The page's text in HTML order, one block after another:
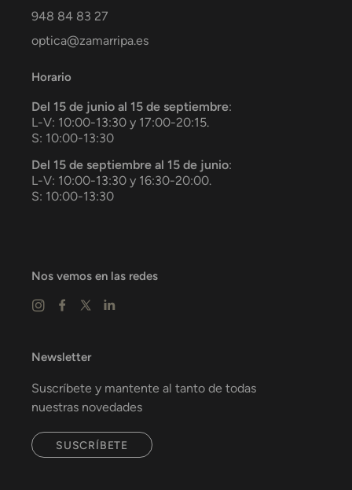
948 84 83 27
optica@zamarripa.es
Horario
Del 15 de junio al 15 de septiembre:
L-V: 10:00-13:30 y 17:00-20:15.
S: 10:00-13:30
Del 15 de septiembre al 15 de junio:
L-V: 10:00-13:30 y 16:30-20:00.
S: 10:00-13:30
Nos vemos en las redes
Newsletter
Suscríbete y mantente al tanto de todas
nuestras novedades
SUSCRÍBETE